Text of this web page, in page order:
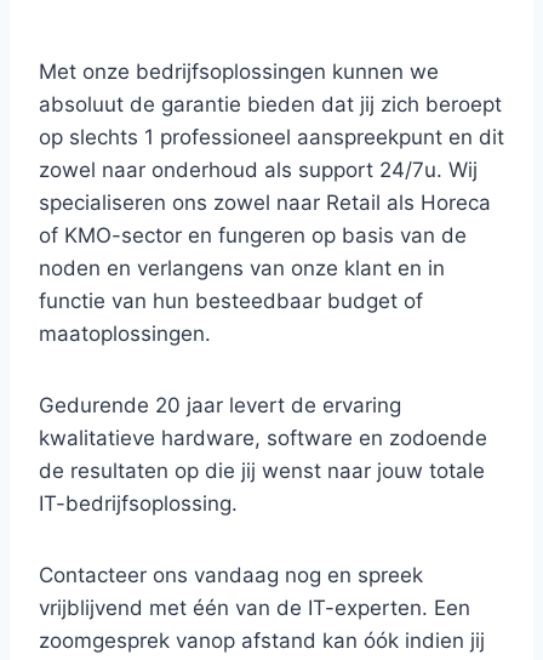
Met onze bedrijfsoplossingen kunnen we
absoluut de garantie bieden dat jij zich beroept
op slechts 1 professioneel aanspreekpunt en dit
zowel naar onderhoud als support 24/7u. Wij
specialiseren ons zowel naar Retail als Horeca
of KMO-sector en fungeren op basis van de
noden en verlangens van onze klant en in
functie van hun besteedbaar budget of
maatoplossingen.
Gedurende 20 jaar levert de ervaring
kwalitatieve hardware, software en zodoende
de resultaten op die jij wenst naar jouw totale
IT-bedrijfsoplossing.
Contacteer ons vandaag nog en spreek
vrijblijvend met één van de IT-experten. Een
zoomgesprek vanop afstand kan óók indien jij